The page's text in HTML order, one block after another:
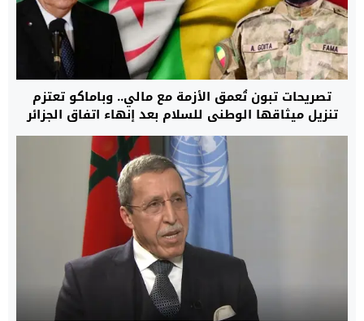
تصريحات تبون تُعمق الأزمة مع مالي.. وباماكو تعتزم
تنزيل ميثاقها الوطني للسلام بعد إنهاء اتفاق الجزائر